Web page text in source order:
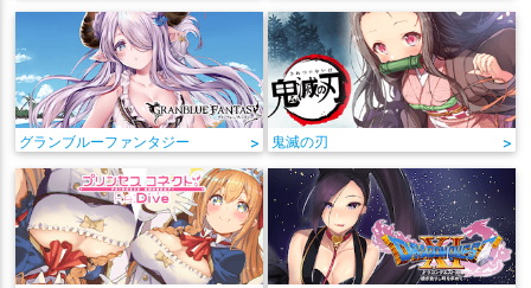
グランブルーファンタジー > 鬼滅の刃 >